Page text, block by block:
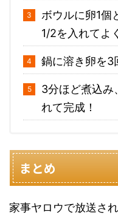
ボウルに卵1個
1/2を入れてよ
鍋に溶き卵を3
3分ほど煮込み
れて完成！
まとめ
家事ヤロウで放送さ